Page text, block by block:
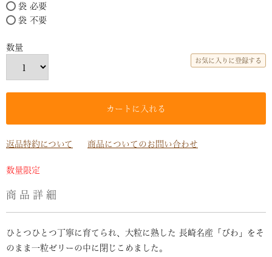
(必
須)
袋 必要
袋 不要
お気に入りに登録する
カートに入れる
返品特約について 商品についてのお問い合わせ
数量限定
商品詳細
ひとつひとつ丁寧に育てられ、大粒に熟した 長崎名産「びわ」をそ
のまま一粒ゼリーの中に閉じこめました。